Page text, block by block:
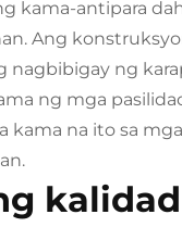
kama-antipara
Ang
nagbibigay ng
ng mga
kama na ito sa
la
ami